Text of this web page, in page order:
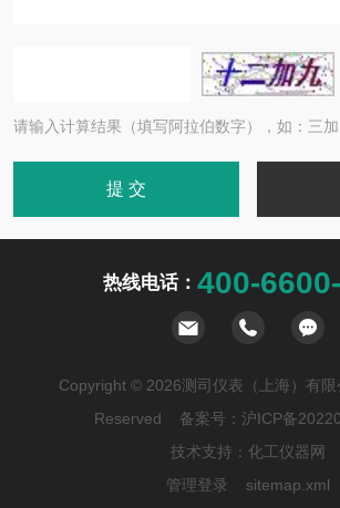
请输入计算结果（填写阿拉伯数字），如：三
热线电话： 400-
Copyright © 2026测司仪表（上海）有限
Reserved 备案号： 沪ICP备
技术支持： 化工仪器网
管理登录
sitemap.xml